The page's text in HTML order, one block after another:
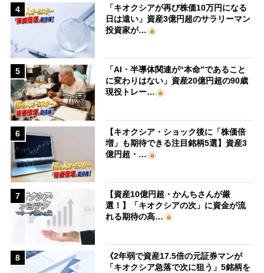
4
「キオクシアが再び株価10万円になる
日は遠い」資産3億円超のサラリーマン
投資家が…
5
「AI・半導体関連が“本命”であること
に変わりはない」資産20億円超の90歳
現役トレー…
6
【キオクシア・ショック後に「株価倍
増」も期待できる注目銘柄5選】資産3
億円超・…
7
【資産10億円超・かんちさんが厳
選！】「キオクシアの次」に資金が流
れる期待の高…
8
《2年弱で資産17.5倍の元証券マンが
「キオクシア急落で次に狙う」5銘柄を